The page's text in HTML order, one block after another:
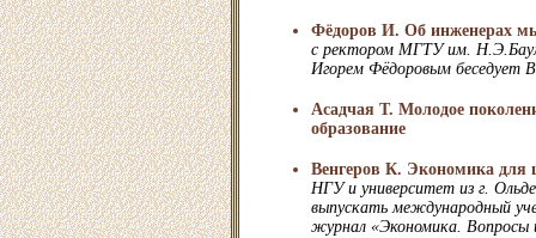
Фёдоров И. Об инженерах
с ректором МГТУ им.
Игорем Фёдоровым беседует
Асадчая Т. Молодое
образование
Венгеров К. Экономика для
НГУ и университет из г.
выпускать международный
журнал «Экономика. Вопросы